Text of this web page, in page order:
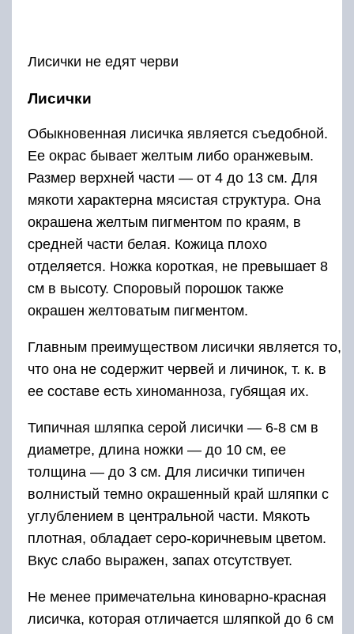
Лисички не едят черви
Лисички
Обыкновенная лисичка является съедобной.
Ее окрас бывает желтым либо оранжевым.
Размер верхней части — от 4 до 13 см. Для
мякоти характерна мясистая структура. Она
окрашена желтым пигментом по краям, в
средней части белая. Кожица плохо
отделяется. Ножка короткая, не превышает 8
см в высоту. Споровый порошок также
окрашен желтоватым пигментом.
Главным преимуществом лисички является то,
что она не содержит червей и личинок, т. к. в
ее составе есть хиноманноза, губящая их.
Типичная шляпка серой лисички — 6-8 см в
диаметре, длина ножки — до 10 см, ее
толщина — до 3 см. Для лисички типичен
волнистый темно окрашенный край шляпки с
углублением в центральной части. Мякоть
плотная, обладает серо-коричневым цветом.
Вкус слабо выражен, запах отсутствует.
Не менее примечательна киноварно-красная
лисичка, которая отличается шляпкой до 6 см